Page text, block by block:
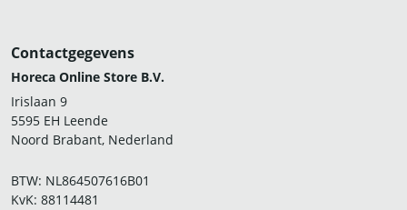
Contactgegevens
Horeca Online Store B.V.
Irislaan 9
5595 EH Leende
Noord Brabant, Nederland
BTW: NL864507616B01
KvK: 88114481